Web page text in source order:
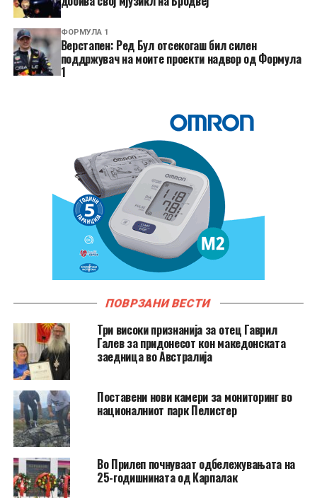
ФОРМУЛА 1
Верстапен: Ред Бул отсекогаш бил силен
поддржувач на моите проекти надвор од Формула
1
ПОВРЗАНИ ВЕСТИ
Три високи признанија за отец Гаврил
Галев за придонесот кон македонската
заедница во Австралија
Поставени нови камери за мониторинг во
националниот парк Пелистер
Во Прилеп почнуваат одбележувањата на
25-годишнината од Карпалак